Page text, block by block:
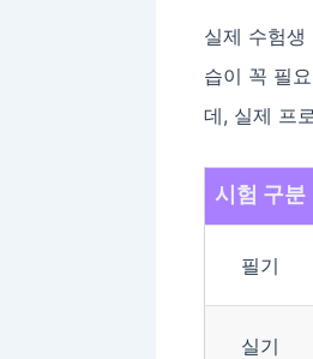
실제 수험
습이 꼭 필
데, 실제 프
시험 구분
필기
실기